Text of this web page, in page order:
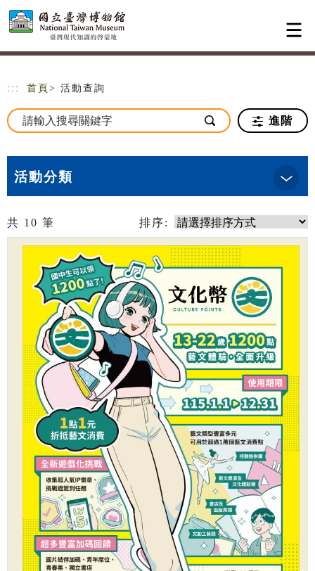
跳到主要內容
網站導覽
::: 首頁 > 活動查詢
進階
活動分類
共 10 筆 排序: